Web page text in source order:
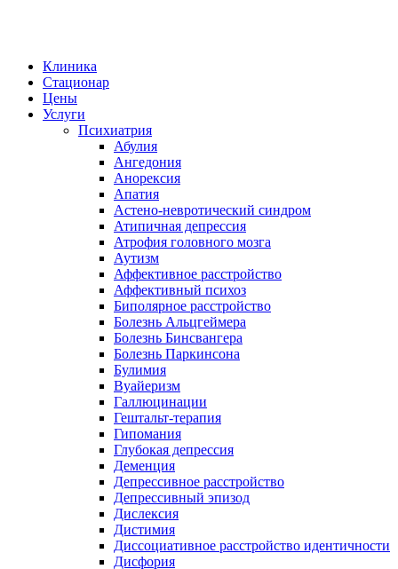
Клиника
Стационар
Цены
Услуги
Психиатрия
Абулия
Ангедония
Анорексия
Апатия
Астено-невротический синдром
Атипичная депрессия
Атрофия головного мозга
Аутизм
Аффективное расстройство
Аффективный психоз
Биполярное расстройство
Болезнь Альцгеймера
Болезнь Бинсвангера
Болезнь Паркинсона
Булимия
Вуайеризм
Галлюцинации
Гештальт-терапия
Гипомания
Глубокая депрессия
Деменция
Депрессивное расстройство
Депрессивный эпизод
Дислексия
Дистимия
Диссоциативное расстройство идентичности
Дисфория